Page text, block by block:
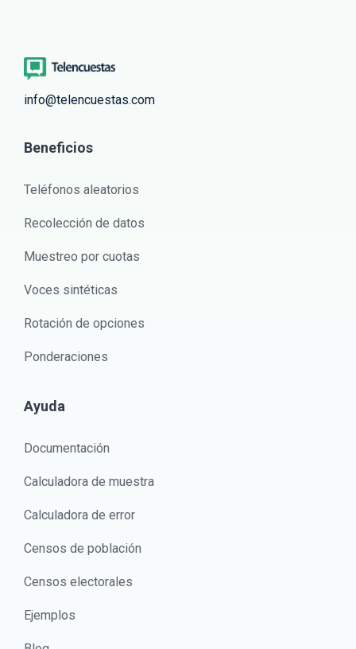
info@telencuestas.com
Beneficios
Teléfonos aleatorios
Recolección de datos
Muestreo por cuotas
Voces sintéticas
Rotación de opciones
Ponderaciones
Ayuda
Documentación
Calculadora de muestra
Calculadora de error
Censos de población
Censos electorales
Ejemplos